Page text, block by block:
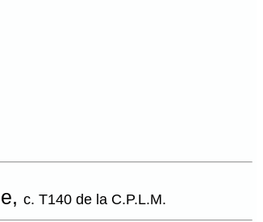
c. T140 de la C.P.L.M.